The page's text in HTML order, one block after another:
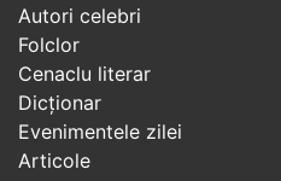
Autori celebri
Folclor
Cenaclu literar
Dicționar
Evenimentele zilei
Articole